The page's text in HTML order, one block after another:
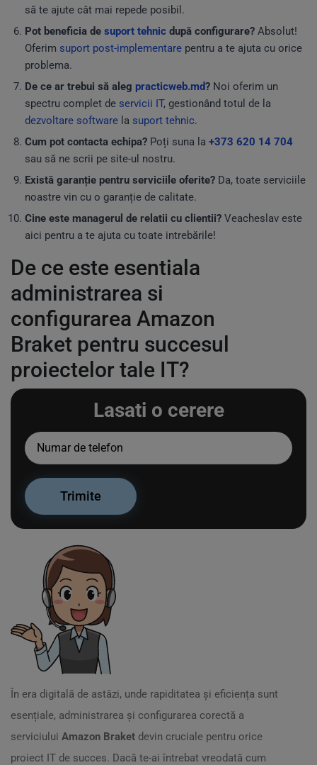
să te ajute cât mai repede posibil.
Pot beneficia de suport tehnic după configurare? Absolut!
Oferim suport post-implementare pentru a te ajuta cu orice
problema.
De ce ar trebui să aleg practicweb.md? Noi oferim un
spectru complet de servicii IT, gestionând totul de la
dezvoltare software la suport tehnic.
Cum pot contacta echipa? Poți suna la +373 620 14 704
sau să ne scrii pe site-ul nostru.
Există garanție pentru serviciile oferite? Da, toate serviciile
noastre vin cu o garanție de calitate.
Cine este managerul de relatii cu clientii? Veacheslav este
aici pentru a te ajuta cu toate intrebările!
De ce este esentiala
administrarea si
configurarea Amazon
Braket pentru succesul
proiectelor tale IT?
Lasati o cerere
În era digitală de astăzi, unde rapiditatea și eficiența sunt
esențiale, administrarea și configurarea corectă a
serviciului Amazon Braket devin cruciale pentru orice
proiect IT de succes. Dacă te-ai întrebat vreodată cum